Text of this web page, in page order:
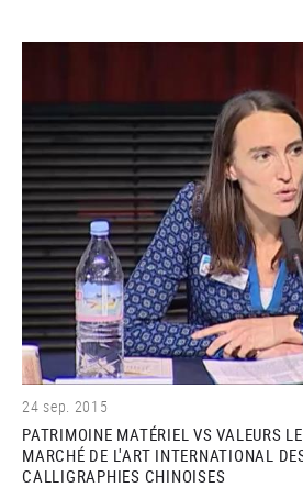
24 sep. 2015
PATRIMOINE MATÉRIEL VS VALEURS
MARCHÉ DE L'ART INTERNATIONAL
CALLIGRAPHIES CHINOISES